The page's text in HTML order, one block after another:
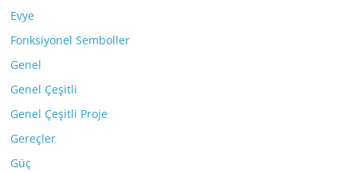
Evye
Fonksiyonel Semboller
Genel
Genel Çeşitli
Genel Çeşitli Proje
Gereçler
Güç